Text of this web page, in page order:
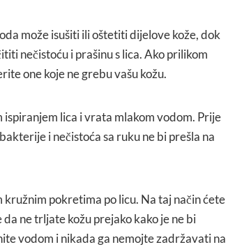
može isušiti ili oštetiti dijelove kože, dok
nečistoću i prašinu s lica. Ako prilikom
one koje ne grebu vašu kožu.
lica i vrata mlakom vodom. Prije
i nečistoća sa ruku ne bi prešla na
kružnim pokretima po licu. Na taj način ćete
ne trljate kožu prejako kako je ne bi
vodom i nikada ga nemojte zadržavati na